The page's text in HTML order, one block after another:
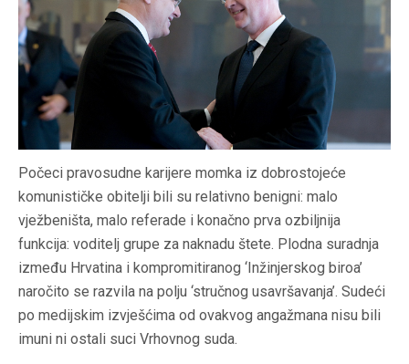
Počeci pravosudne karijere momka iz dobrostojeće
komunističke obitelji bili su relativno benigni: malo
vježbeništa, malo referade i konačno prva ozbiljnija
funkcija: voditelj grupe za naknadu štete. Plodna suradnja
između Hrvatina i kompromitiranog ‘Inžinjerskog biroa’
naročito se razvila na polju ‘stručnog usavršavanja’. Sudeći
po medijskim izvješćima od ovakvog angažmana nisu bili
imuni ni ostali suci Vrhovnog suda.